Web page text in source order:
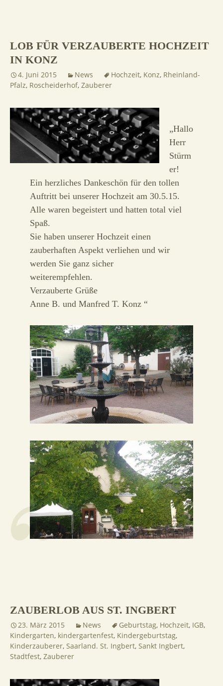
LOB FÜR VERZAUBERTE HOCHZEIT
IN KONZ
4. Juni 2015 News Hochzeit, Konz, Rheinland-
Pfalz, Roscheiderhof, Zauberer
„Hallo
Herr
Stürm
er!
Ein herzliches Dankeschön für den tollen
Auftritt bei unserer Hochzeit am 30.5.15.
Alle waren begeistert und hatten total viel
Spaß.
Sie haben unserer Hochzeit einen
zauberhaften Aspekt verliehen und wir
werden Sie ganz sicher
weiterempfehlen.
Verzauberte Grüße
Anne B. und Manfred T. Konz “
ZAUBERLOB AUS ST. INGBERT
23. März 2015 News Geburtstag, Hochzeit, IGB,
Kindergarten, kindergartenfest, Kindergeburtstag,
Kinderzauberer, Saarland. St. Ingbert, Sankt Ingbert,
Stadtfest, Zauberer